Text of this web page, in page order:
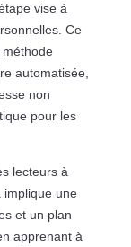
vise à
Ce
automatisée,
non
pour les
lecteurs à
implique une
et un plan
apprenant à